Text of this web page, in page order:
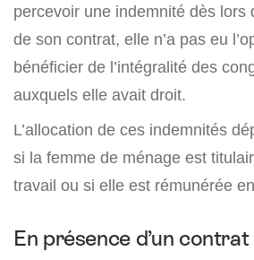
percevoir une indemnité dès lors
de son contrat, elle n’a pas eu
bénéficier de l’intégralité des
auxquels elle avait droit.
L’allocation de ces indemnités
si la femme de ménage est
travail ou si elle est rémunérée
En présence d’un